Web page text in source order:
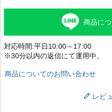
商品に
対応時間:平日10:00～17:00
※30分以内の返信にて運用中。
商品についてのお問い合わせ
レビ